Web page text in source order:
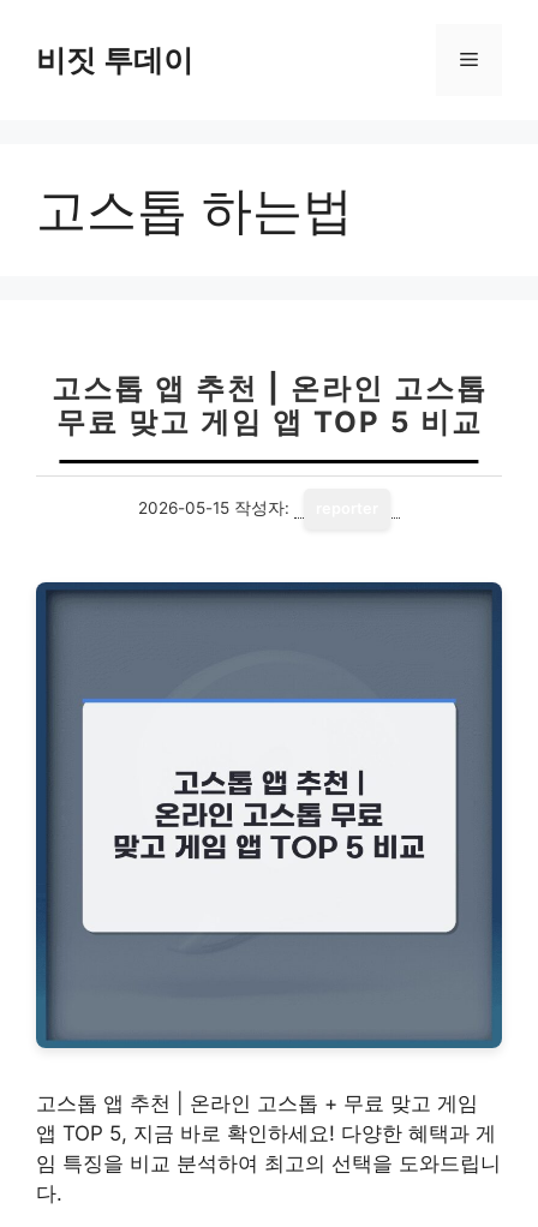
비짓 투데이 메
고스톱 하는법
고스톱 앱 추천 | 온라인 고스톱
무료 맞고 게임 앱 TOP 5 비교
2026-05-15 작성자:
고스톱 앱 추천 | 온라인 고스톱 + 무료 맞고 게임
앱 TOP 5, 지금 바로 확인하세요! 다양한 혜택과 게
임 특징을 비교 분석하여 최고의 선택을 도와드립니
다.